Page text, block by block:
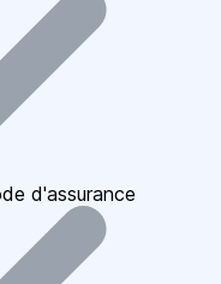
d'assurance